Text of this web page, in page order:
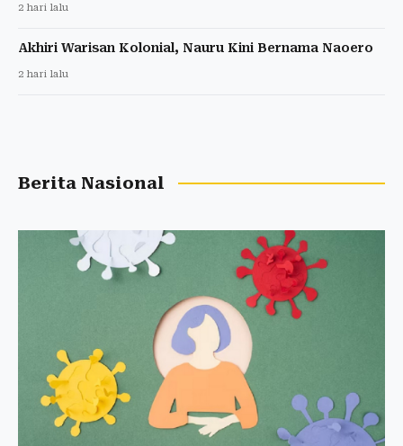
2 hari lalu
Akhiri Warisan Kolonial, Nauru Kini Bernama Naoero
2 hari lalu
Berita Nasional